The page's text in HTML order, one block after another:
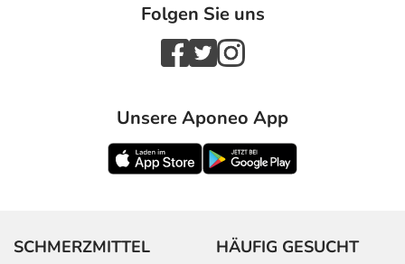
Folgen Sie uns
Unsere Aponeo App
SCHMERZMITTEL HÄUFIG GESUCHT